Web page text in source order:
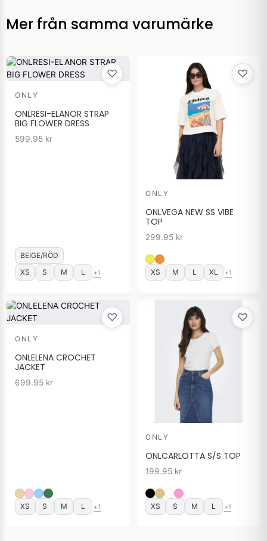
Mer från samma varumärke
♡
ONLY
ONLRESI-ELANOR STRAP
BIG FLOWER DRESS
599.95 kr
BEIGE/RÖD
XS
S M L +1
♡
ONLY
ONLVEGA NEW SS VIBE
TOP
299.95 kr
XS M L XL +1
♡
ONLY
ONLELENA CROCHET
JACKET
699.95 kr
XS S M L +1
♡
ONLY
ONLCARLOTTA S/S TOP
199.95 kr
XS S M L +1